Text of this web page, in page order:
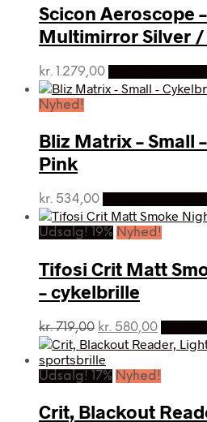
Scicon Aeroscope
Multimirror Silver /
kr. 1.279,00
Nyhed!
Bliz Matrix – Small
Pink
kr. 534,00
Udsalg! 19% Nyhed!
Tifosi Crit Matt
– cykelbrille
kr.719,00 Den
oprindelige
pris
var:
kr. 580,00Den
aktuelle
er:
Udsalg! 17% Nyhed!
Crit, Blackout